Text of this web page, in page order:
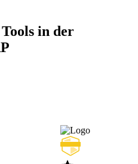
in der